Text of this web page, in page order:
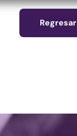
Regresar